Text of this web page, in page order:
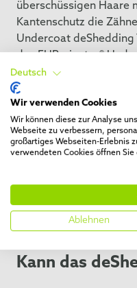
überschüssigen Haare
Kantenschutz die
Undercoat
das FURminator®
erzielen Sie, wenn Sie
bietet die idealen
HÄUFIG
Kann das
Deutsch
Wir verwenden Cookies
Wir können diese zur Analyse
Webseite zu verbessern,
großartiges Webseiten-Erlebnis
verwendeten Cookies öffnen Sie
Ablehnen